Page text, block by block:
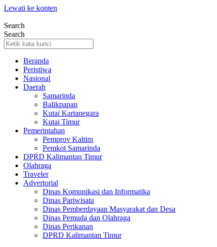
Lewati ke konten
Search
Search
Beranda
Peristiwa
Nasional
Daerah
Samarinda
Balikpapan
Kutai Kartanegara
Kutai Timur
Pemerintahan
Pemprov Kaltim
Pemkot Samarinda
DPRD Kalimantan Timur
Olahraga
Traveler
Advertorial
Dinas Komunikasi dan Informatika
Dinas Pariwisata
Dinas Pemberdayaan Masyarakat dan Desa
Dinas Pemuda dan Olahraga
Dinas Perikanan
DPRD Kalimantan Timur